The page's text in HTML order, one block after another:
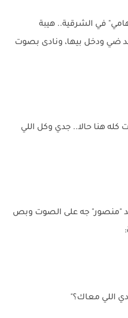
في الشرقية.. هيبة
ضي ودخل بيها، ونادى بصوت
كله هنا حالا.. جدي وكل اللي
"منصور" جه على الصوت وبص
اللي معاك؟"